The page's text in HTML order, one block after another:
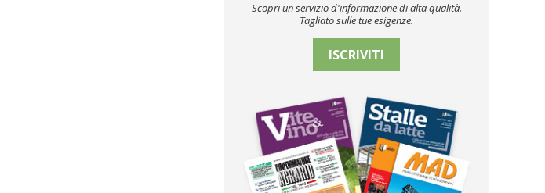
Scopri un servizio d'informazione di alta qualità.
Tagliato sulle tue esigenze.
ISCRIVITI